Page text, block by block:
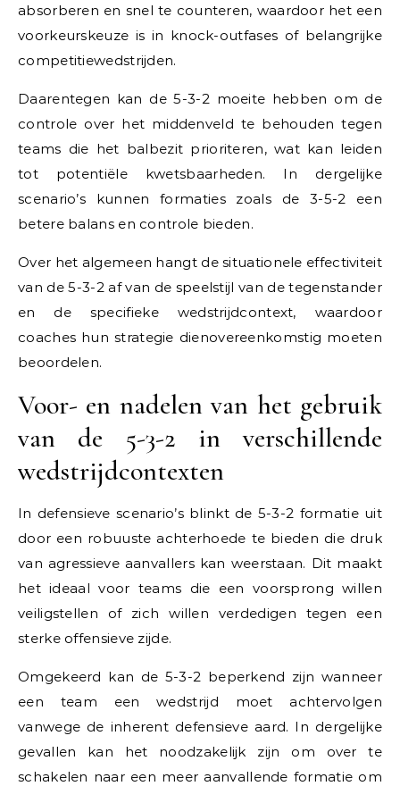
absorberen en snel te counteren, waardoor het een
voorkeurskeuze is in knock-outfases of belangrijke
competitiewedstrijden.
Daarentegen kan de 5-3-2 moeite hebben om de
controle over het middenveld te behouden tegen
teams die het balbezit prioriteren, wat kan leiden
tot potentiële kwetsbaarheden. In dergelijke
scenario’s kunnen formaties zoals de 3-5-2 een
betere balans en controle bieden.
Over het algemeen hangt de situationele effectiviteit
van de 5-3-2 af van de speelstijl van de tegenstander
en de specifieke wedstrijdcontext, waardoor
coaches hun strategie dienovereenkomstig moeten
beoordelen.
Voor- en nadelen van het gebruik
van de 5-3-2 in verschillende
wedstrijdcontexten
In defensieve scenario’s blinkt de 5-3-2 formatie uit
door een robuuste achterhoede te bieden die druk
van agressieve aanvallers kan weerstaan. Dit maakt
het ideaal voor teams die een voorsprong willen
veiligstellen of zich willen verdedigen tegen een
sterke offensieve zijde.
Omgekeerd kan de 5-3-2 beperkend zijn wanneer
een team een wedstrijd moet achtervolgen
vanwege de inherent defensieve aard. In dergelijke
gevallen kan het noodzakelijk zijn om over te
schakelen naar een meer aanvallende formatie om